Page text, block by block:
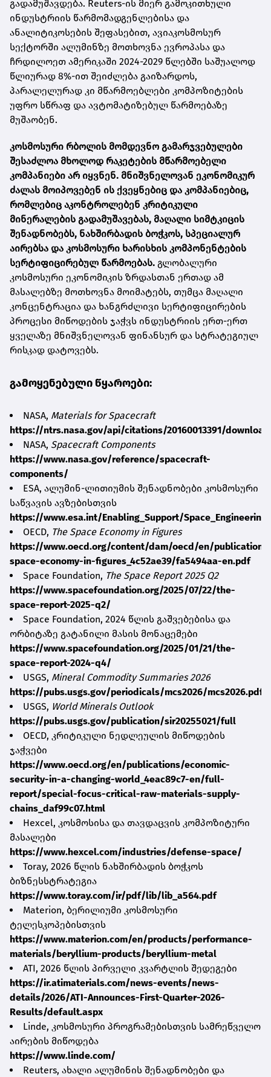
გადამუშავდება. Reuters-ის მიერ გამოკითხული
ინდუსტრიის წარმომადგენლებისა და
ანალიტიკოსების შეფასებით, ავიაკოსმოსურ
სექტორში ალუმინზე მოთხოვნა ევროპასა და
ჩრდილოეთ ამერიკაში 2024-2029 წლებში საშუალოდ
წლიურად 8%-ით შეიძლება გაიზარდოს,
პარალელურად კი მწარმოებლები კომპოზიტების
უფრო სწრაფ და ავტომატიზებულ წარმოებაზე
მუშაობენ.
კოსმოსური რბოლის მომდევნო გამარჯვებულები
შესაძლოა მხოლოდ რაკეტების მწარმოებელი
კომპანიები არ იყვნენ. მნიშვნელოვან ეკონომიკურ
ძალას მოიპოვებენ ის ქვეყნებიც და კომპანიებიც,
რომლებიც აკონტროლებენ კრიტიკული
მინერალების გადამუშავებას, მაღალი სიმტკიცის
შენადნობებს, ნახშირბადის ბოჭკოს, სპეციალურ
აირებსა და კოსმოსური ხარისხის კომპონენტების
სერტიფიცირებულ წარმოებას. გლობალური
კოსმოსური ეკონომიკის ზრდასთან ერთად ამ
მასალებზე მოთხოვნა მოიმატებს, თუმცა მაღალი
კონცენტრაცია და ხანგრძლივი სერტიფიცირების
პროცესი მიწოდების ჯაჭვს ინდუსტრიის ერთ-ერთ
ყველაზე მნიშვნელოვან ფინანსურ და სტრატეგიულ
რისკად დატოვებს.
გამოყენებული წყაროები:
NASA, Materials for Spacecraft
https://ntrs.nasa.gov/api/citations/20160013391/
NASA, Spacecraft Components
https://www.nasa.gov/reference/spacecraft-
components/
ESA, ალუმინ-ლითიუმის შენადნობები კოსმოსური
საწვავის ავზებისთვის
https://www.esa.int/Enabling_Support/
OECD, The Space Economy in Figures
https://www.oecd.org/content/dam/oecd/en/
space-economy-in-figures_4c52ae39/fa5494aa-en.pdf
Space Foundation, The Space Report 2025 Q2
https://www.spacefoundation.org/2025/07/22/the-
space-report-2025-q2/
Space Foundation, 2024 წლის გაშვებებისა და
ორბიტაზე გატანილი მასის მონაცემები
https://www.spacefoundation.org/2025/01/21/the-
space-report-2024-q4/
USGS, Mineral Commodity Summaries 2026
https://pubs.usgs.gov/periodicals/mcs2026/mcs2026.pdf
USGS, World Minerals Outlook
https://pubs.usgs.gov/publication/sir20255021/full
OECD, კრიტიკული ნედლეულის მიწოდების
ჯაჭვები
https://www.oecd.org/en/publications/economic-
security-in-a-changing-world_4eac89c7-en/full-
report/special-focus-critical-raw-materials-supply-
chains_daf99c07.html
Hexcel, კოსმოსისა და თავდაცვის კომპოზიტური
მასალები
https://www.hexcel.com/industries/defense-space/
Toray, 2026 წლის ნახშირბადის ბოჭკოს
ბიზნესსტრატეგია
https://www.toray.com/ir/pdf/lib/lib_a564.pdf
Materion, ბერილიუმი კოსმოსური
ტელესკოპებისთვის
https://www.materion.com/en/products/performance-
materials/beryllium-products/beryllium-metal
ATI, 2026 წლის პირველი კვარტლის შედეგები
https://ir.atimaterials.com/news-events/news-
details/2026/ATI-Announces-First-Quarter-2026-
Results/default.aspx
Linde, კოსმოსური პროგრამებისთვის სამრეწველო
აირების მიწოდება
https://www.linde.com/
Reuters, ახალი ალუმინის შენადნობები და